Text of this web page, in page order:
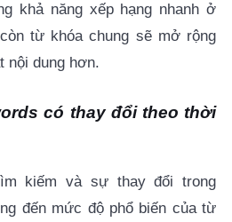
khả năng xếp hạng nhanh ở
từ khóa chung sẽ mở rộng
nội dung hơn.
có thay đổi theo thời
kiếm và sự thay đổi trong
đến mức độ phổ biến của từ